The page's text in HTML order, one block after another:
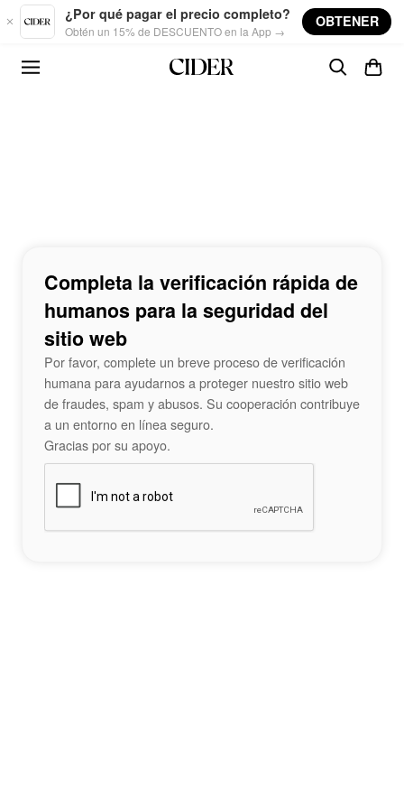
Skip to main content
¿Por qué pagar el precio completo?
Obtén un 15% de DESCUENTO en la App →
OBTENER
Completa la verificación rápida de
humanos para la seguridad del
sitio web
Por favor, complete un breve proceso de verificación
humana para ayudarnos a proteger nuestro sitio web
de fraudes, spam y abusos. Su cooperación contribuye
a un entorno en línea seguro.
Gracias por su apoyo.